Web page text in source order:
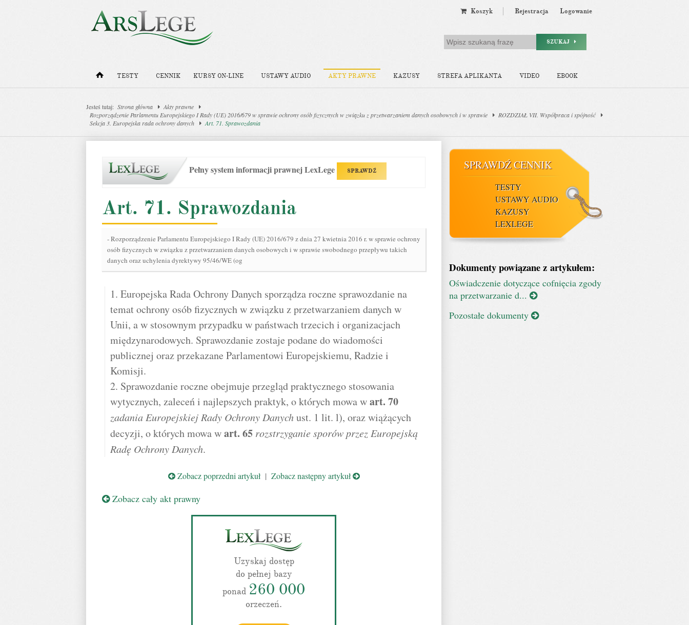
Koszyk Rejestracja Logowanie
SZUKAJ
TESTY CENNIK KURSY ON-LINE USTAWY AUDIO AKTY PRAWNE KAZUSY STREFA APLIKANTA VIDEO EBOOK
Jesteś tutaj: Strona główna
Akty prawne
Rozporządzenie Parlamentu Europejskiego I Rady (UE) 2016/679 w sprawie ochrony osób fizycznych w związku z przetwarzaniem danych osobowych i w sprawie
ROZDZIAŁ VII. Współpraca i spójność
Sekcja 3. Europejska rada ochrony danych
Art. 71. Sprawozdania
Pełny system informacji prawnej LexLege SPRAWDŹ
Art. 71. Sprawozdania
-Rozporządzenie Parlamentu Europejskiego I Rady (UE) 2016/679 z dnia 27 kwietnia 2016 r. w sprawie ochrony
osób fizycznych w związku z przetwarzaniem danych osobowych i w sprawie swobodnego przepływu takich
danych oraz uchylenia dyrektywy 95/46/WE (og
1. Europejska Rada Ochrony Danych sporządza roczne sprawozdanie na
temat ochrony osób fizycznych w związku z przetwarzaniem danych w
Unii, a w stosownym przypadku w państwach trzecich i organizacjach
międzynarodowych. Sprawozdanie zostaje podane do wiadomości
publicznej oraz przekazane Parlamentowi Europejskiemu, Radzie i
Komisji.
2. Sprawozdanie roczne obejmuje przegląd praktycznego stosowania
wytycznych, zaleceń i najlepszych praktyk, o których mowa wart. 70
zadania Europejskiej Rady Ochrony Danychust. 1 lit. l), oraz wiążących
decyzji, o których mowa wart. 65 rozstrzyganie sporów przez Europejską
Radę Ochrony Danych.
Zobacz poprzedni artykuł| Zobacz następny artykuł
Zobacz cały akt prawny
Uzyskaj dostęp
do pełnej bazy
ponad 260 000
orzeczeń.
SPRAWDŹ CENNIK
TESTY
USTAWY AUDIO
KAZUSY
LEXLEGE
Dokumenty powiązane z artykułem:
Oświadczenie dotyczące cofnięcia zgody
na przetwarzanie d...
Pozostałe dokumenty